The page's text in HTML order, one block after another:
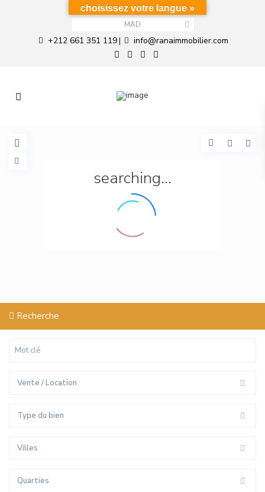
MAD
+212 661 351 119| info@ranaimmobilier.com
searching...
Recherche
Vente / Location
Type du bien
Villes
Quarties
choisissez votre langue »